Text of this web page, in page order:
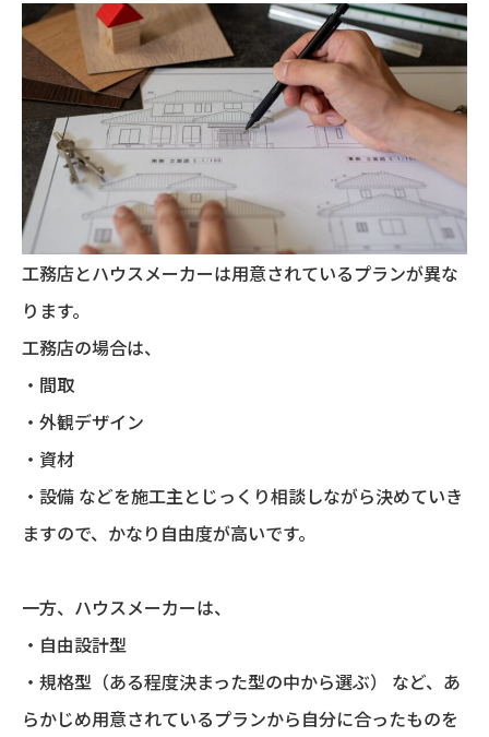
工務店とハウスメーカーは用意されているプランが異な
ります。
工務店の場合は、
・間取
・外観デザイン
・資材
・設備 などを施工主とじっくり相談しながら決めていき
ますので、かなり自由度が高いです。
一方、ハウスメーカーは、
・自由設計型
・規格型（ある程度決まった型の中から選ぶ） など、あ
らかじめ用意されているプランから自分に合ったものを